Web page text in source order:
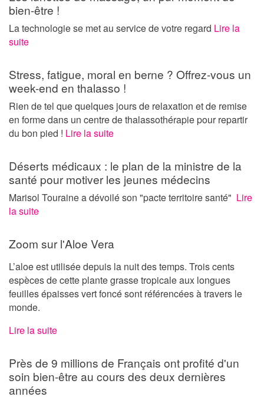
bien-être !
La technologie se met au service de votre regard Lire la
suite
Stress, fatigue, moral en berne ? Offrez-vous un
week-end en thalasso !
Rien de tel que quelques jours de relaxation et de remise
en forme dans un centre de thalassothérapie pour repartir
du bon pied ! Lire la suite
Déserts médicaux : le plan de la ministre de la
santé pour motiver les jeunes médecins
Marisol Touraine a dévoilé son "pacte territoire santé" Lire
la suite
Zoom sur l'Aloe Vera
L’aloe est utilisée depuis la nuit des temps. Trois cents
espèces de cette plante grasse tropicale aux longues
feuilles épaisses vert foncé sont référencées à travers le
monde.
Lire la suite
Près de 9 millions de Français ont profité d'un
soin bien-être au cours des deux dernières
années